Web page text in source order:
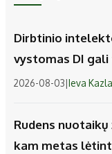
Dirbtinio
vystomas DI
2026-08-03|Ieva
Rudens
kam metas